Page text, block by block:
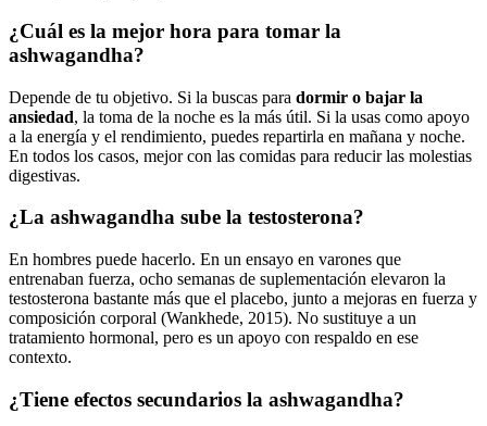
¿Cuál es la mejor hora para tomar la
ashwagandha?
Depende de tu objetivo. Si la buscas para dormir o bajar la
ansiedad, la toma de la noche es la más útil. Si la usas como apoyo
a la energía y el rendimiento, puedes repartirla en mañana y noche.
En todos los casos, mejor con las comidas para reducir las molestias
digestivas.
¿La ashwagandha sube la testosterona?
En hombres puede hacerlo. En un ensayo en varones que
entrenaban fuerza, ocho semanas de suplementación elevaron la
testosterona bastante más que el placebo, junto a mejoras en fuerza y
composición corporal (Wankhede, 2015). No sustituye a un
tratamiento hormonal, pero es un apoyo con respaldo en ese
contexto.
¿Tiene efectos secundarios la ashwagandha?